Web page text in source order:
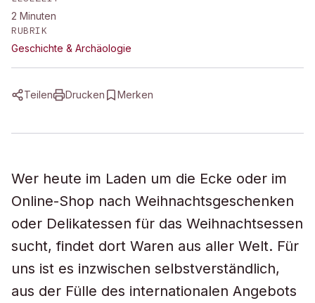
2 Minuten
RUBRIK
Geschichte & Archäologie
Teilen Drucken Merken
Wer heute im Laden um die Ecke oder im
Online-Shop nach Weihnachtsgeschenken
oder Delikatessen für das Weihnachtsessen
sucht, findet dort Waren aus aller Welt. Für
uns ist es inzwischen selbstverständlich,
aus der Fülle des internationalen Angebots